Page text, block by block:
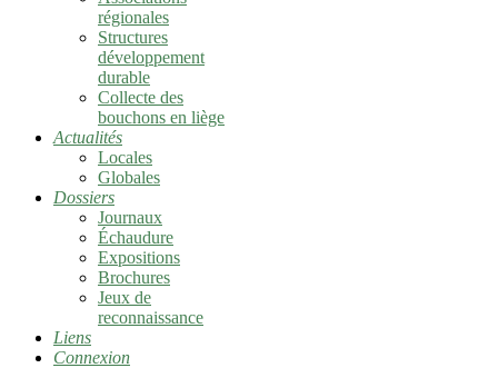
régionales
Structures
développement
durable
Collecte des
bouchons en liège
Actualités
Locales
Globales
Dossiers
Journaux
Échaudure
Expositions
Brochures
Jeux de
reconnaissance
Liens
Connexion